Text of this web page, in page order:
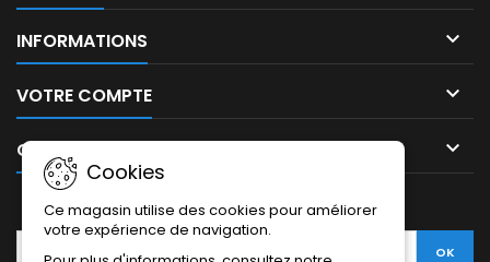
INFORMATIONS 
VOTRE COMPTE 
CONTACT 
Cookies
Ce magasin utilise des cookies pour améliorer
votre expérience de navigation.
LETTRE D'INFORMATIONS